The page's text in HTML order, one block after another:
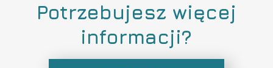
Potrzebujesz więcej
informacji?